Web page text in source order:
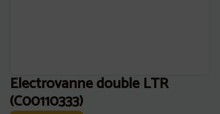
Electrovanne double LTR
(C00110333)